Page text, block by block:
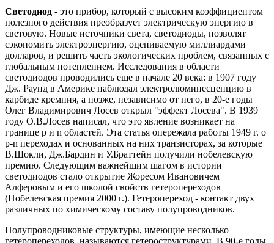
Светодиод - это прибор, который с высоким коэффициентом
полезного действия преобразует электрическую энергию в
световую. Новые источники света, светодиоды, позволят
сэкономить электроэнергию, оцениваемую миллиардами
долларов, и решить часть экологических проблем, связанных с
глобальным потеплением. Исследования в области
светодиодов проводились еще в начале 20 века: в 1907 году
Дж. Раунд в Америке наблюдал электролюминесценцию в
карбиде кремния, а позже, независимо от него, в 20-е годы
Олег Владимирович Лосев открыл "эффект Лосева". В 1939
году О.В.Лосев написал, что это явление возникает на
границе р и n областей. Эта статья опережала работы 1949 г. о
р-n переходах и основанных на них транзисторах, за которые
В.Шокли, Дж.Бардин и У.Браттейн получили нобелевскую
премию. Следующим важнейшим шагом в истории
светодиодов стало открытие Жоресом Ивановичем
Алферовым и его школой свойств гетеропереходов
(Нобелевская премия 2000 г.). Гетеропереход - контакт двух
различных по химическому составу полупроводников.
Полупроводниковые структуры, имеющие несколько
гетеропереходов, называются гетероструктурами. В 90-е годы